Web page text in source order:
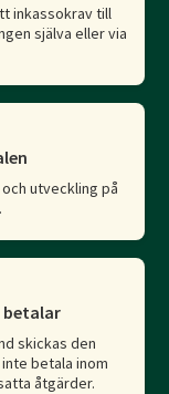
inkassokrav till
själva eller via
utveckling på
betalar
skickas den
betala inom
åtgärder.